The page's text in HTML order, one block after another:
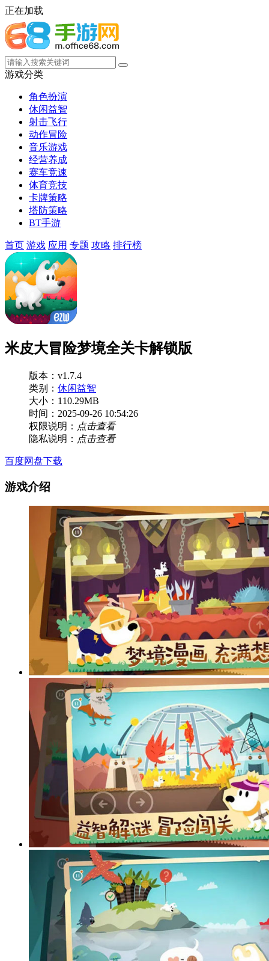
正在加载
游戏分类
角色扮演
休闲益智
射击飞行
动作冒险
音乐游戏
经营养成
赛车竞速
体育竞技
卡牌策略
塔防策略
BT手游
首页 游戏 应用 专题 攻略 排行榜
米皮大冒险梦境全关卡解锁版
版本：v1.7.4
类别： 休闲益智
大小：110.29MB
时间：2025-09-26 10:54:26
权限说明： 点击查看
隐私说明： 点击查看
百度网盘下载
游戏介绍